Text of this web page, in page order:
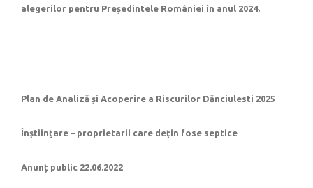
alegerilor pentru Președintele României în anul 2024.
Plan de Analiză și Acoperire a Riscurilor Dănciulesti 2025
Înștiințare – proprietarii care dețin fose septice
Anunț public 22.06.2022